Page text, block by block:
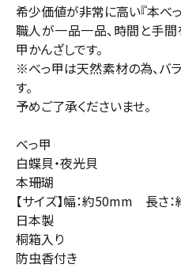
希少価値が非常に高い『本べ
職人が一品一品、時間と手
甲かんざしです。
※べっ甲は天然素材の為、バ
す。
予めご了承くださいませ。
べっ甲
白蝶貝・夜光貝
本珊瑚
【サイズ】幅：約50mm 長さ
日本製
桐箱入り
防虫香付き